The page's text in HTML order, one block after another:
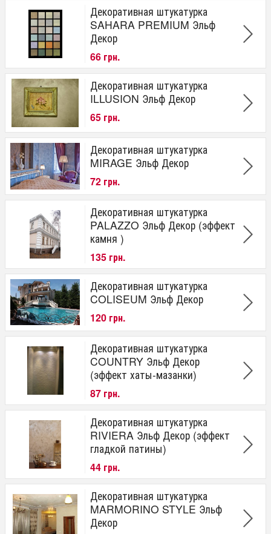
Декоративная штукатурка
SAHARA PREMIUM Эльф
Декор
66 грн.
Декоративная штукатурка
ILLUSION Эльф Декор
65 грн.
Декоративная штукатурка
MIRAGE Эльф Декор
72 грн.
Декоративная штукатурка
PALAZZO Эльф Декор (эффект
камня )
135 грн.
Декоративная штукатурка
COLISEUM Эльф Декор
120 грн.
Декоративная штукатурка
COUNTRY Эльф Декор
(эффект хаты-мазанки)
87 грн.
Декоративная штукатурка
RIVIERA Эльф Декор (эффект
гладкой патины)
44 грн.
Декоративная штукатурка
MARMORINO STYLE Эльф
Декор